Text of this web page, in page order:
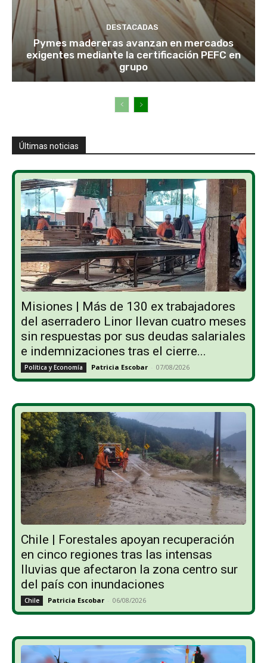
DESTACADAS
Pymes madereras avanzan en mercados
exigentes mediante la certificación PEFC en
grupo
Últimas noticias
Misiones | Más de 130 ex trabajadores
del aserradero Linor llevan cuatro meses
sin respuestas por sus deudas salariales
e indemnizaciones tras el cierre...
Política y Economía Patricia Escobar - 07/08/2026
Chile | Forestales apoyan recuperación
en cinco regiones tras las intensas
lluvias que afectaron la zona centro sur
del país con inundaciones
Chile Patricia Escobar - 06/08/2026